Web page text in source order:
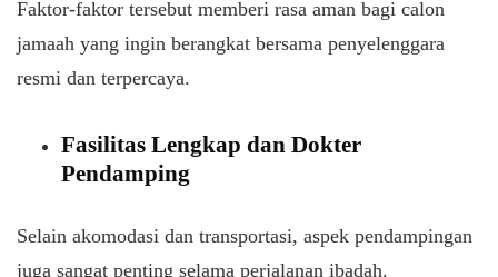
Faktor-faktor tersebut memberi rasa aman bagi calon
jamaah yang ingin berangkat bersama penyelenggara
resmi dan terpercaya.
Fasilitas Lengkap dan Dokter
Pendamping
Selain akomodasi dan transportasi, aspek pendampingan
juga sangat penting selama perjalanan ibadah.